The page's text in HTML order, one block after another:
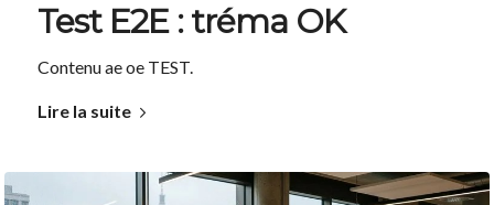
Test E2E : tréma OK
Contenu ae oe TEST.
Lire la suite